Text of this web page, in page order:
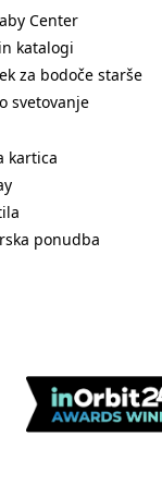
Center
katalogi
za bodoče starše
svetovanje
kartica
ponudba